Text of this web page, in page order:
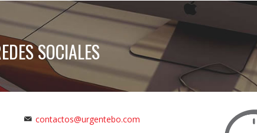
SOCIALES
contactos@urgentebo.com